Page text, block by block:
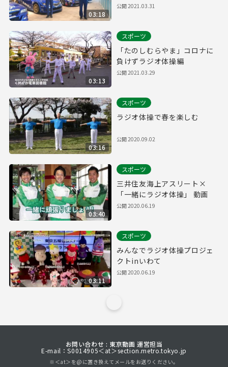
03:18
公開2021.03.31
03:13
スポーツ
「たのしむらやま」コロナに
負けずラジオ体操編
公開2021.03.29
03:16
スポーツ
ラジオ体操で春を楽しむ
公開2020.09.02
03:40
スポーツ
三井住友海上アスリート×
「一緒にラジオ体操」 動画
公開2020.06.19
03:11
スポーツ
みんなでラジオ体操プロジェ
クトinいわて
公開2020.06.19
お問い合わせ : 東京動画 運営担当
E-mail：S0014905＜at＞section.metro.tokyo.jp
※＜at＞を@に置き換えてメールをお送りください。